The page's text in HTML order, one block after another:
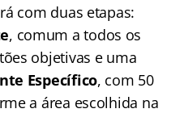
com duas etapas:
, comum a todos os
objetivas e uma
Específico, com 50
a área escolhida na